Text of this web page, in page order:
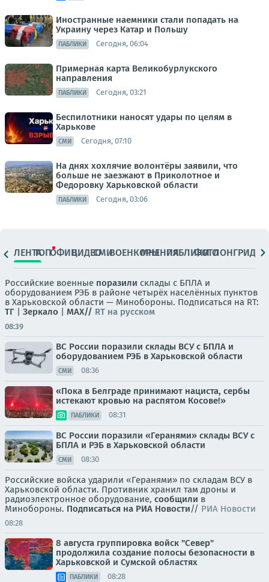
Иностранные наемники стали попадать на
Украину через Катар и Польшу
ПАБЛИКИ Сегодня, 06:04
Примерная карта Великобурлукского
направления
ПАБЛИКИ Сегодня, 03:21
Беспилотники наносят удары по целям в
Харькове
СМИ Сегодня, 07:10
На днях хохлячие волонтёры заявили, что
больше не заезжают в Приколотное и
Федоровку Харьковской области
ПАБЛИКИ Сегодня, 03:06
ЛЕНТАТОПОФИЦ.ВИДЕОСМИВОЕНКОРЫМНЕНИЯПАБЛИКИ
ФОТОЛОНГРИДЫ
Российские военные поразили склады с БПЛА и
оборудованием РЭБ в районе четырёх населённых пунктов
в Харьковской области — Минобороны. Подписаться на RT:
ТГ | Зеркало | MAX// RT на русском
08:39
ВС России поразили склады ВСУ с БПЛА и
оборудованием РЭБ в Харьковской области
СМИ 08:36
«Пока в Белграде принимают нациста, сербы
истекают кровью на распятом Косове!»
ПАБЛИКИ 08:31
ВС России поразили «Геранями» склады ВСУ с
БПЛА и РЭБ в Харьковской области
СМИ 08:30
Российские войска ударили «Геранями» по складам ВСУ в
Харьковской области. Противник хранил там дроны и
радиоэлектронное оборудование, сообщили в
Минобороны. Подписаться на РИА Новости// РИА Новости
08:28
8 августа группировка войск "Север"
продолжила создание полосы безопасности в
Харьковской и Сумской областях
ПАБЛИКИ 08:28